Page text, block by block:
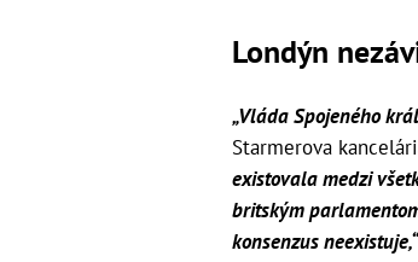
Londýn
„Vláda Spojeného
Starmerova
existovala medzi
britským
konsenzus neexistuje,“